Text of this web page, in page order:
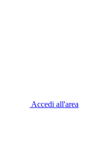
Accedi all'area